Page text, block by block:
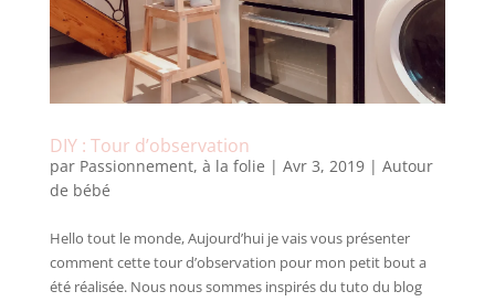
DIY : Tour d’observation
par Passionnement, à la folie | Avr 3, 2019| Autour
de bébé
Hello tout le monde, Aujourd’hui je vais vous présenter
comment cette tour d’observation pour mon petit bout a
été réalisée. Nous nous sommes inspirés du tuto du blog